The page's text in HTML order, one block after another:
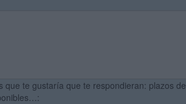
que te gustaría que te respondieran: plazos de